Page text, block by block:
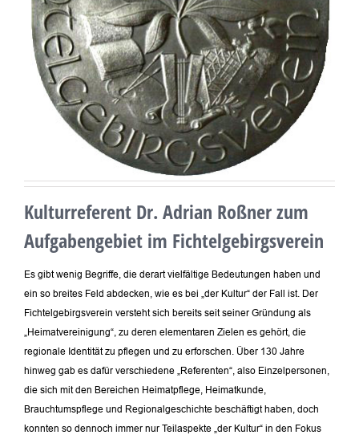
Kulturreferent Dr. Adrian Roßner zum
Aufgabengebiet im Fichtelgebirgsverein
Es gibt wenig Begriffe, die derart vielfältige Bedeutungen haben und
ein so breites Feld abdecken, wie es bei „der Kultur“ der Fall ist. Der
Fichtelgebirgsverein versteht sich bereits seit seiner Gründung als
„Heimatvereinigung“, zu deren elementaren Zielen es gehört, die
regionale Identität zu pflegen und zu erforschen. Über 130 Jahre
hinweg gab es dafür verschiedene „Referenten“, also Einzelpersonen,
die sich mit den Bereichen Heimatpflege, Heimatkunde,
Brauchtumspflege und Regionalgeschichte beschäftigt haben, doch
konnten so dennoch immer nur Teilaspekte „der Kultur“ in den Fokus